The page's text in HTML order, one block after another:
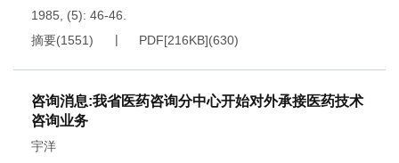
1985, (5): 46-46.
摘要(1551) PDF[216KB](630)
咨询消息:我省医药咨询分中心开始对外承接医药技术
咨询业务
宇洋